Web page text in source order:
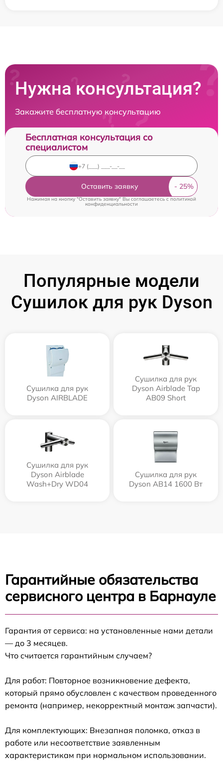
Нужна консультация?
Закажите бесплатную консультацию
Бесплатная консультация со
специалистом
Оставить заявку
Нажимая на кнопку "Оставить заявку" Вы соглашаетесь cполитикой
конфиденциальности
Популярные модели
Сушилок для рук Dyson
Сушилка для рук
Dyson AIRBLADE
Сушилка для рук
Dyson Airblade Tap
AB09 Short
Сушилка для рук
Dyson Airblade
Wash+Dry WD04
Сушилка для рук
Dyson AB14 1600 Вт
Гарантийные обязательства
сервисного центра в Барнауле
Гарантия от сервиса: на установленные нами детали
— до 3 месяцев.
Что считается гарантийным случаем?
Для работ: Повторное возникновение дефекта,
который прямо обусловлен с качеством проведенного
ремонта (например, некорректный монтаж запчасти).
Для комплектующих: Внезапная поломка, отказ в
работе или несоответствие заявленным
характеристикам при нормальном использовании.